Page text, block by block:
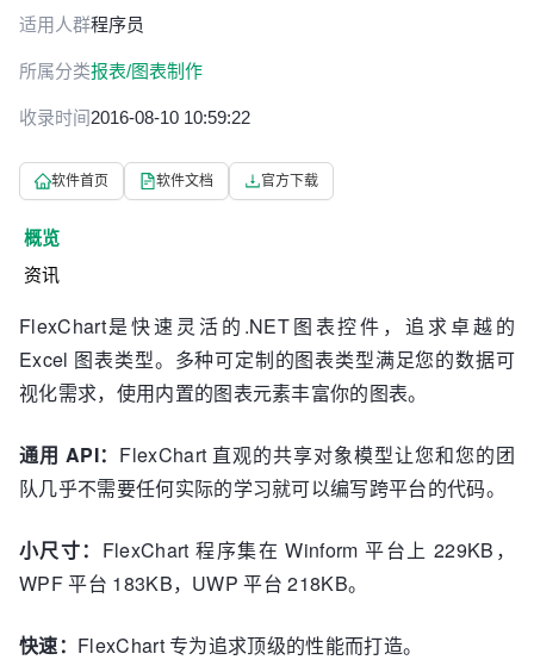
适用人群程序员
所属分类报表/图表制作
收录时间2016-08-10 10:59:22
软件首页 软件文档 官方下载
概览
资讯
FlexChart是快速灵活的.NET图表控件，追求卓越的
Excel 图表类型。多种可定制的图表类型满足您的数据可
视化需求，使用内置的图表元素丰富你的图表。
通用 API： FlexChart 直观的共享对象模型让您和您的团
队几乎不需要任何实际的学习就可以编写跨平台的代码。
小尺寸： FlexChart 程序集在 Winform 平台上 229KB，
WPF 平台 183KB，UWP 平台 218KB。
快速： FlexChart 专为追求顶级的性能而打造。